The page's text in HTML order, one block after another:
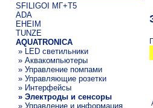
SFILIGOI МГ+Т5
ADA
EHEIM
TUNZE
AQUATRONICA
» LED светильники
» Аквакомпьютеры
» Управление помпами
» Управляющие розетки
» Интерфейсы
» Электроды и сенсоры
» Управление и информация